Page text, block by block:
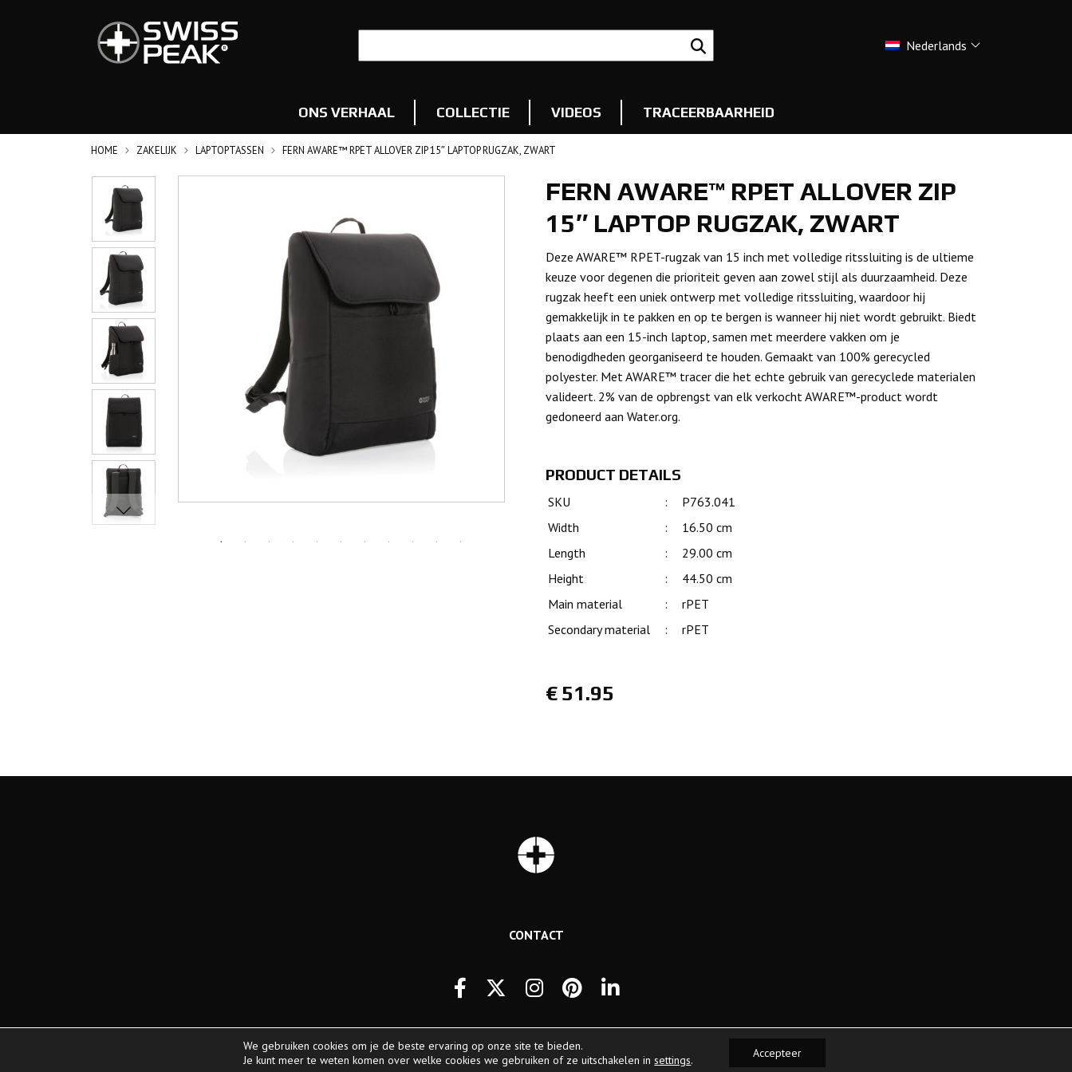
Nederlands
ONS VERHAAL COLLECTIE VIDEOS TRACEERBAARHEID
HOME ZAKELIJK LAPTOPTASSEN FERN AWARE™ RPET ALLOVER ZIP 15″ LAPTOP RUGZAK, ZWART
FERN AWARE™ RPET ALLOVER ZIP
15″ LAPTOP RUGZAK, ZWART
Deze AWARE™ RPET-rugzak van 15 inch met volledige ritssluiting is de ultieme
keuze voor degenen die prioriteit geven aan zowel stijl als duurzaamheid. Deze
rugzak heeft een uniek ontwerp met volledige ritssluiting, waardoor hij
gemakkelijk in te pakken en op te bergen is wanneer hij niet wordt gebruikt. Biedt
plaats aan een 15-inch laptop, samen met meerdere vakken om je
benodigdheden georganiseerd te houden. Gemaakt van 100% gerecycled
polyester. Met AWARE™ tracer die het echte gebruik van gerecyclede materialen
valideert. 2% van de opbrengst van elk verkocht AWARE™-product wordt
gedoneerd aan Water.org.
PRODUCT DETAILS
SKU :
P763.041
Width
:
16.50 cm
Length
:
29.00 cm
Height
:
44.50 cm
Main material
:
rPET
Secondary material
: rPET
€ 51.95
CONTACT
© Copyright 2026 | Swiss Peak | All Rights ReservedWe gebruiken cookies om je de beste ervaring op onze site te bieden.
Je kunt meer te weten komen over welke cookies we gebruiken of ze uitschakelen insettings. Accepteer